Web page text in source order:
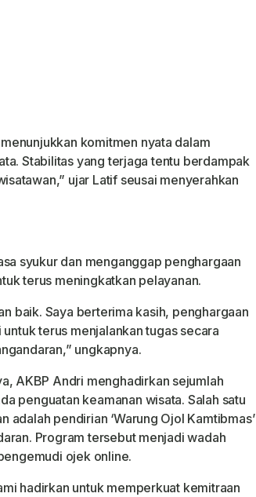
komitmen nyata dalam
Stabilitas yang terjaga tentu berdampak
ujar Latif seusai menyerahkan
syukur dan menganggap penghargaan
terus meningkatkan pelayanan.
baik. Saya berterima kasih, penghargaan
terus menjalankan tugas secara
ungkapnya.
AKBP Andri menghadirkan sejumlah
penguatan keamanan wisata. Salah satu
adalah pendirian ‘Warung Ojol Kamtibmas’
Program tersebut menjadi wadah
ojek online.
hadirkan untuk memperkuat kemitraan